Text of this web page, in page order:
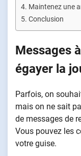
Maintenez une
Conclusion
Messages
égayer la
Parfois, on
mais on ne sait
de messages de
Vous pouvez les
votre guise.